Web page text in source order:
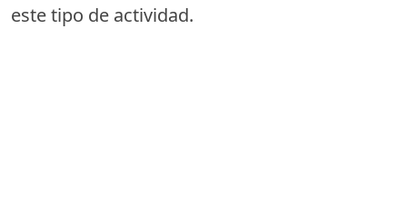
este tipo de actividad.